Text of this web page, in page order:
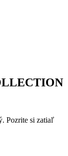
Pozrite si zatiaľ